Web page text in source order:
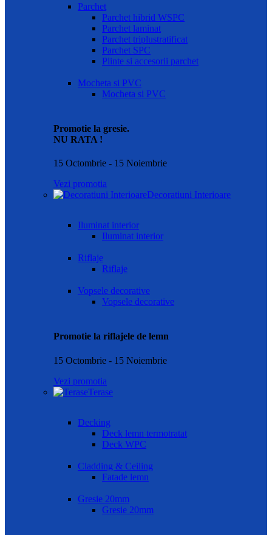
Parchet
Parchet hibrid WSPC
Parchet laminat
Parchet triplustratificat
Parchet SPC
Plinte si accesorii parchet
Mocheta si PVC
Mocheta si PVC
Promotie la gresie.
NU RATA !
15 Octombrie - 15 Noiembrie
Vezi promotia
Decoratiuni Interioare
Iluminat interior
Iluminat interior
Riflaje
Riflaje
Vopsele decorative
Vopsele decorative
Promotie la riflajele de lemn
15 Octombrie - 15 Noiembrie
Vezi promotia
Terase
Decking
Deck lemn termotratat
Deck WPC
Cladding & Ceiling
Fatade lemn
Gresie 20mm
Gresie 20mm